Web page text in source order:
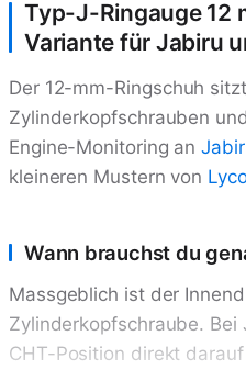
Typ-J-Ringauge 12
Variante für Jabiru
Der 12-mm-Ringschuh
Zylinderkopfschrauben
Engine-Monitoring an
kleineren Mustern von
Wann brauchst du
Massgeblich ist der
Zylinderkopfschraube.
CHT-Position direkt